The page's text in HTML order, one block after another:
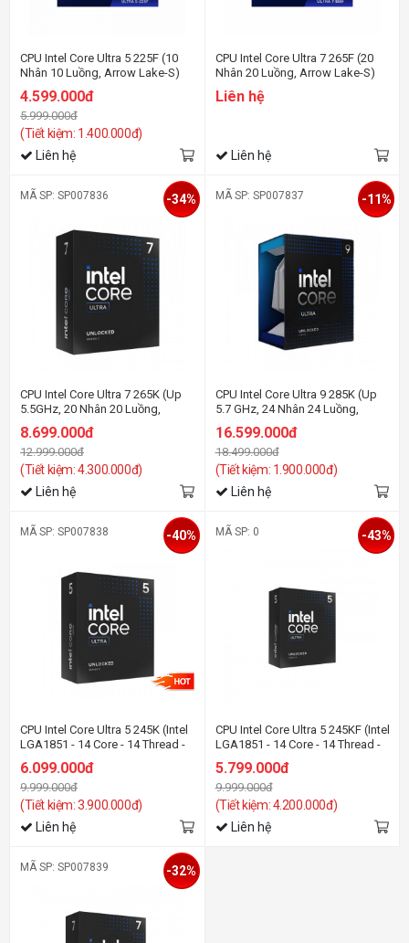
CPU Intel Core Ultra 5 225F (10
Nhân 10 Luồng, Arrow Lake-S)
4.599.000đ
5.999.000đ
(Tiết kiệm: 1.400.000đ)
Liên hệ
CPU Intel Core Ultra 7 265F (20
Nhân 20 Luồng, Arrow Lake-S)
Liên hệ
Liên hệ
MÃ SP: SP007836
CPU Intel Core Ultra 7 265K (Up
5.5GHz, 20 Nhân 20 Luồng,
8.699.000đ
12.999.000đ
(Tiết kiệm: 4.300.000đ)
-34%
Liên hệ
MÃ SP: SP007837
CPU Intel Core Ultra 9 285K (Up
5.7 GHz, 24 Nhân 24 Luồng,
16.599.000đ
18.499.000đ
(Tiết kiệm: 1.900.000đ)
-11%
Liên hệ
MÃ SP: SP007838
CPU Intel Core Ultra 5 245K (Intel
LGA1851 - 14 Core - 14 Thread -
Base 3.6Ghz - Turbo 5.2Ghz -
Cache 24MB)
6.099.000đ
9.999.000đ
(Tiết kiệm: 3.900.000đ)
-40%
Liên hệ
MÃ SP: 0
CPU Intel Core Ultra 5 245KF (Intel
LGA1851 - 14 Core - 14 Thread -
Base 3.6Ghz - Turbo 5.2Ghz -
Cache 24MB - No IGPU)
5.799.000đ
9.999.000đ
(Tiết kiệm: 4.200.000đ)
-43%
Liên hệ
MÃ SP: SP007839 -32%